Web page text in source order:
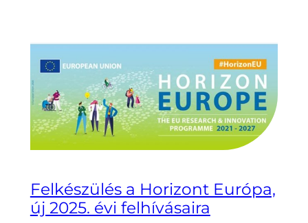
Felkészülés a Horizont Európa,
új 2025. évi felhívásaira